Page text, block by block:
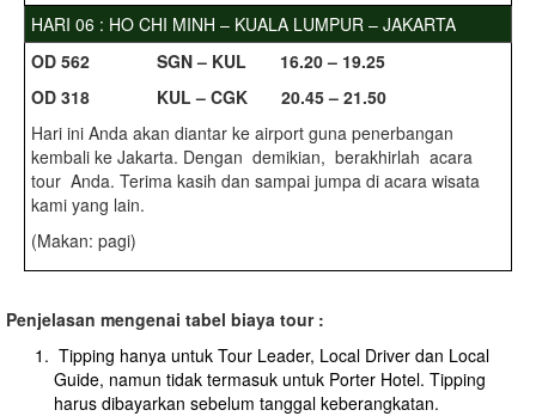
HARI 06 : HO CHI MINH – KUALA LUMPUR – JAKARTA
OD 562 SGN – KUL 16.20 – 19.25
OD 318 KUL – CGK 20.45 – 21.50
Hari ini Anda akan diantar ke airport guna penerbangan
kembali ke Jakarta. Dengan demikian, berakhirlah acara
tour Anda. Terima kasih dan sampai jumpa di acara wisata
kami yang lain.
(Makan: pagi)
Penjelasan mengenai tabel biaya tour :
Tipping hanya untuk Tour Leader, Local Driver dan Local
Guide, namun tidak termasuk untuk Porter Hotel. Tipping
harus dibayarkan sebelum tanggal keberangkatan.